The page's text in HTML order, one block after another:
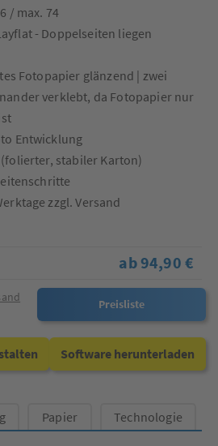
/ max. 74
- Doppelseiten liegen
Fotopapier glänzend | zwei
verklebt, da Fotopapier nur
Entwicklung
stabiler Karton)
zzgl. Versand
ab 94,90 €
Preisliste
Software herunterladen
Papier Technologie